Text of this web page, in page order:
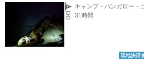
キャンプ・バンガロー・
31時間
現地決済